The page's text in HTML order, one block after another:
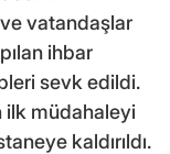
vatandaşlar
ihbar
sevk edildi.
ilk müdahaleyi
kaldırıldı.